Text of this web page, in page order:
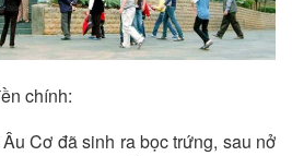
chính:
Cơ đã sinh ra bọc trứng, sau nở